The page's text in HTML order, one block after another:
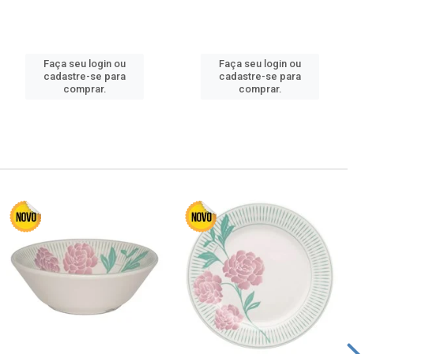
Faça seu login ou
cadastre-se para
comprar.
Faça seu login ou
cadastre-se para
comprar.